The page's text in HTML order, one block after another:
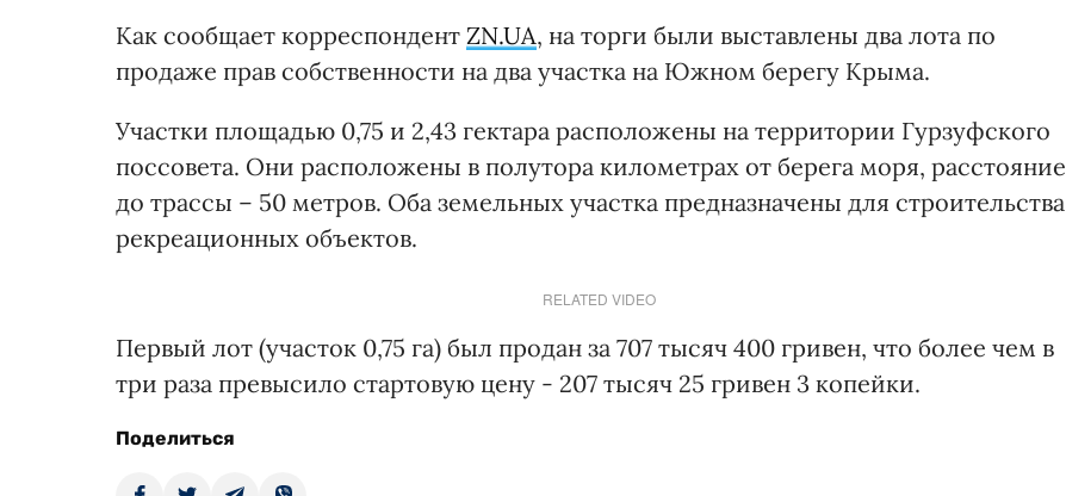
Как сообщает корреспондент ZN.UA, на торги были выставлены два лота по
продаже прав собственности на два участка на Южном берегу Крыма.
Участки площадью 0,75 и 2,43 гектара расположены на территории Гурзуфского
поссовета. Они расположены в полутора километрах от берега моря, расстояние
до трассы – 50 метров. Оба земельных участка предназначены для строительства
рекреационных объектов.
RELATED VIDEO
Первый лот (участок 0,75 га) был продан за 707 тысяч 400 гривен, что более чем в
три раза превысило стартовую цену - 207 тысяч 25 гривен 3 копейки.
Поделиться